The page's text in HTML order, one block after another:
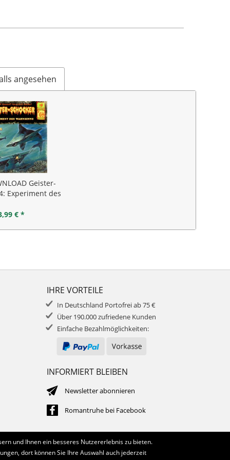
angesehen
Geister-
Experiment des
€ *
IHRE VORTEILE
In Deutschland Portofrei ab 75 €
Über 190.000 zufriedene Kunden
Einfache Bezahlmöglichkeiten:
INFORMIERT BLEIBEN
Newsletter abonnieren
Romantruhe bei Facebook
und Ihnen ein besseres Nutzererlebnis zu bieten.
dort können Sie Ihre Auswahl auch jederzeit